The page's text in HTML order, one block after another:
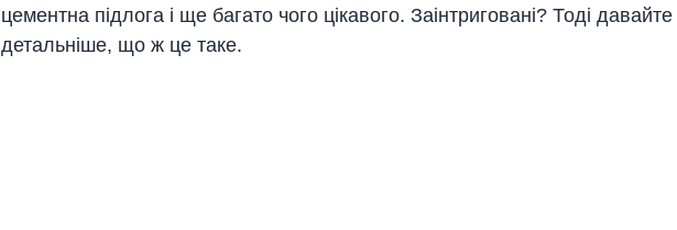
цементна підлога і ще багато чого цікавого. Заінтриговані? Тоді
детальніше, що ж це таке.